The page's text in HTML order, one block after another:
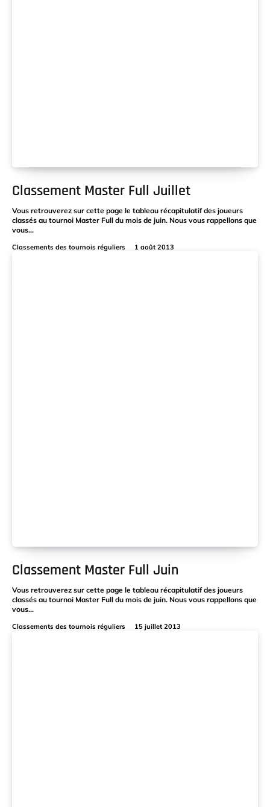
Classement Master Full Juillet
Vous retrouverez sur cette page le tableau récapitulatif des joueurs
classés au tournoi Master Full du mois de juin. Nous vous rappellons que
vous...
Classements des tournois réguliers 1 août 2013
Classement Master Full Juin
Vous retrouverez sur cette page le tableau récapitulatif des joueurs
classés au tournoi Master Full du mois de juin. Nous vous rappellons que
vous...
Classements des tournois réguliers 15 juillet 2013